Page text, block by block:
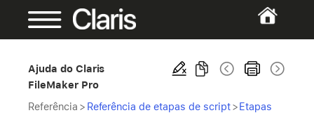
Ajuda do Claris
FileMaker Pro
Referência > Referência de etapas de script >Etapas